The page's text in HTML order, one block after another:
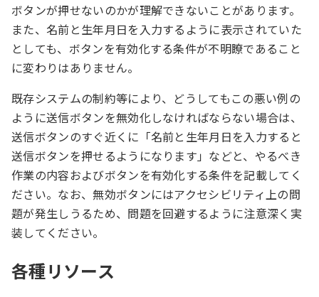
ボタンが押せないのかが理解できないことがあります。
また、名前と生年月日を入力するように表示されていた
としても、ボタンを有効化する条件が不明瞭であること
に変わりはありません。
既存システムの制約等により、どうしてもこの悪い例の
ように送信ボタンを無効化しなければならない場合は、
送信ボタンのすぐ近くに「名前と生年月日を入力すると
送信ボタンを押せるようになります」などと、やるべき
作業の内容およびボタンを有効化する条件を記載してく
ださい。なお、無効ボタンにはアクセシビリティ上の問
題が発生しうるため、問題を回避するように注意深く実
装してください。
各種リソース